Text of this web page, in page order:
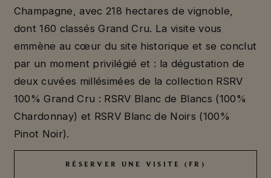
Champagne, avec 218 hectares de vignoble,
dont 160 classés Grand Cru. La visite vous
emmène au cœur du site historique et se conclut
par un moment privilégié et : la dégustation de
deux cuvées millésimées de la collection RSRV
100% Grand Cru : RSRV Blanc de Blancs (100%
Chardonnay) et RSRV Blanc de Noirs (100%
Pinot Noir).
RÉSERVER UNE VISITE (FR)
RÉSERVER UNE VISITE (FR)